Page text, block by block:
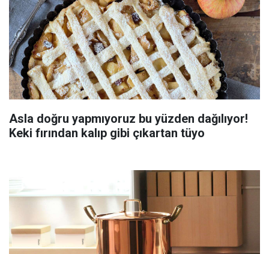
Asla doğru yapmıyoruz bu yüzden dağılıyor!
Keki fırından kalıp gibi çıkartan tüyo